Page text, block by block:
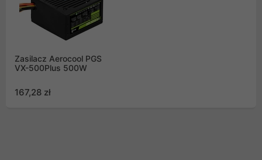
Zasilacz Aerocool PGS
VX-500Plus 500W
167,28 zł